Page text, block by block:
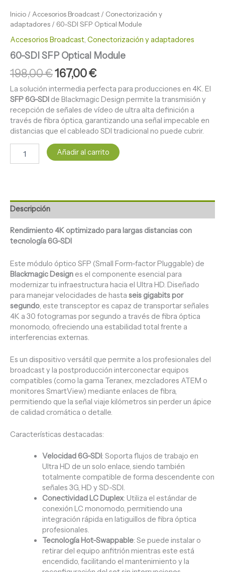
Inicio / Accesorios Broadcast / Conectorización y
adaptadores / 60-SDI SFP Optical Module
Accesorios Broadcast, Conectorización y adaptadores
60-SDI SFP Optical Module
198,00€167,00€
La solución intermedia perfecta para producciones en 4K. El
SFP 6G-SDI de Blackmagic Design permite la transmisión y
recepción de señales de vídeo de ultra alta definición a
través de fibra óptica, garantizando una señal impecable en
distancias que el cableado SDI tradicional no puede cubrir.
Añadir al carrito
Descripción
Rendimiento 4K optimizado para largas distancias con
tecnología 6G-SDI
Este módulo óptico SFP (Small Form-factor Pluggable) de
Blackmagic Design es el componente esencial para
modernizar tu infraestructura hacia el Ultra HD. Diseñado
para manejar velocidades de hasta seis gigabits por
segundo, este transceptor es capaz de transportar señales
4K a 30 fotogramas por segundo a través de fibra óptica
monomodo, ofreciendo una estabilidad total frente a
interferencias externas.
Es un dispositivo versátil que permite a los profesionales del
broadcast y la postproducción interconectar equipos
compatibles (como la gama Teranex, mezcladores ATEM o
monitores SmartView) mediante enlaces de fibra,
permitiendo que la señal viaje kilómetros sin perder un ápice
de calidad cromática o detalle.
Características destacadas:
Velocidad 6G-SDI: Soporta flujos de trabajo en
Ultra HD de un solo enlace, siendo también
totalmente compatible de forma descendente con
señales 3G, HD y SD-SDI.
Conectividad LC Duplex: Utiliza el estándar de
conexión LC monomodo, permitiendo una
integración rápida en latiguillos de fibra óptica
profesionales.
Tecnología Hot-Swappable: Se puede instalar o
retirar del equipo anfitrión mientras este está
encendido, facilitando el mantenimiento y la